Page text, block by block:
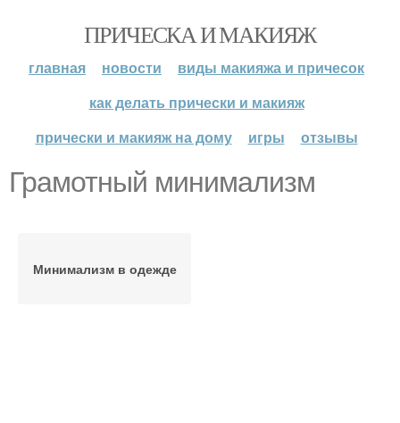
ПРИЧЕСКА И МАКИЯЖ
главная новости
виды макияжа и причесок
как делать прически и макияж
прически и макияж на дому
игры отзывы
Грамотный минимализм
Минимализм в одежде